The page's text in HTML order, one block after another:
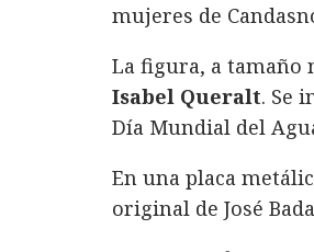
mujeres de
La figura, a tamaño
Isabel Queralt. Se
Día Mundial del
En una placa
original de José